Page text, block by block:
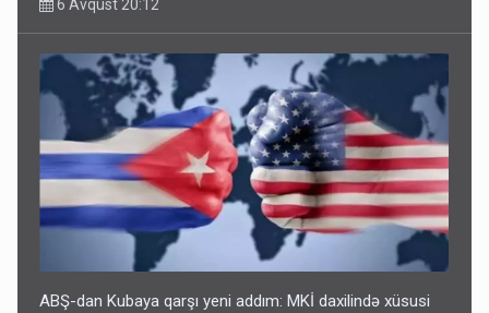
6 Avqust 20:12
ABŞ-dan Kubaya qarşı yeni addım: MKİ daxilində xüsusi